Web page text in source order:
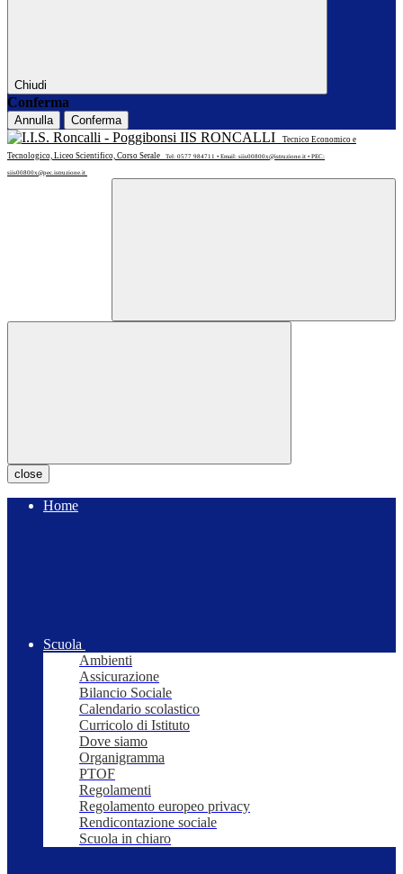
Chiudi
Conferma
Annulla Conferma
IIS RONCALLI
Tecnico Economico e
Tecnologico, Liceo Scientifico, Corso Serale
Tel: 0577 984711 • Email: siis00800x@istruzione.it • PEC:
siis00800x@pec.istruzione.it
close
Home
Scuola
Ambienti
Assicurazione
Bilancio Sociale
Calendario scolastico
Curricolo di Istituto
Dove siamo
Organigramma
PTOF
Regolamenti
Regolamento europeo privacy
Rendicontazione sociale
Scuola in chiaro